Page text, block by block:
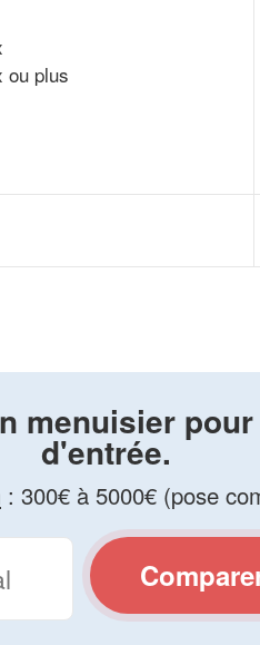
ou plus
menuisier
d'entrée.
: 300€ à 5000€ (pose